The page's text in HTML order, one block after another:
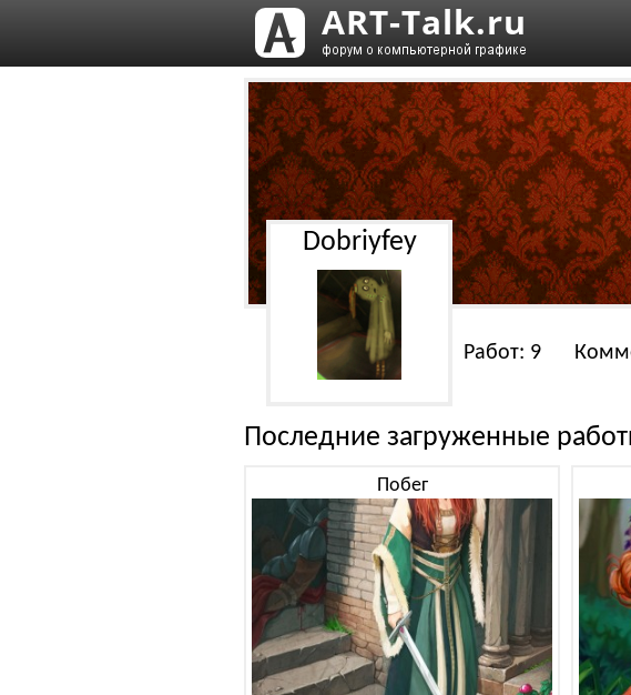
Dobriyfey
Работ: 9
Последние загруженные
Побег